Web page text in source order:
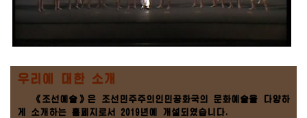
우리에 대한 소개
《조선예술》은 조선민주주의인민공화국의 문화예술을 다양하
게 소개하는 홈페지로서 2019년에 개설되였습니다.